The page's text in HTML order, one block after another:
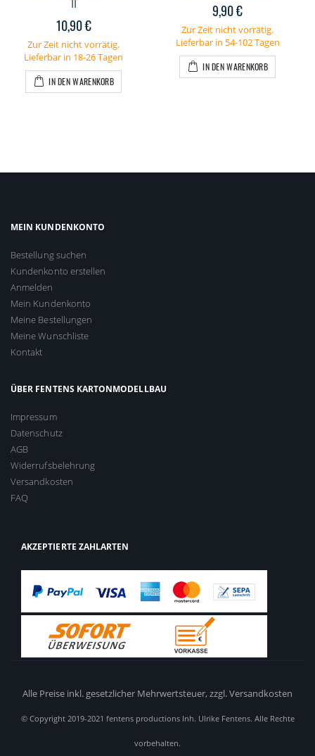
II
10,90 €
Zur Zeit nicht vorrätig.
Lieferbar in 18-26 Tagen
IN DEN WARENKORB
9,90 €
Zur Zeit nicht vorrätig.
Lieferbar in 54-102 Tagen
IN DEN WARENKORB
MEIN KUNDENKONTO
Bestellung suchen
Kundenkonto erstellen
Anmelden
Mein Kundenkonto
Meine Bestellungen
Meine Wunschliste
Kontakt
ÜBER FENTENS KARTONMODELLBAU
Impressum
Datenschutz
AGB
Widerrufsbelehrung
Versandkosten
FAQ
AKZEPTIERTE ZAHLARTEN
Alle Preise inkl. gesetzlicher Mehrwertsteuer,zzgl. Versandkosten
© Copyright 2019-2021 fentens productions Inh. Ulrike Fentens. Alle Rechte
vorbehalten.